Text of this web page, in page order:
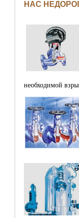
НАС
необходимой